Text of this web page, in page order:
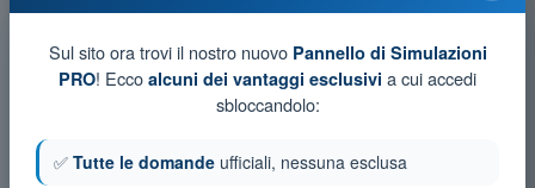
Sul sito ora trovi il nostro nuovo Pannello di Simulazioni
PRO! Ecco alcuni dei vantaggi esclusivi a cui accedi
sbloccandolo:
✅ Tutte le domande ufficiali, nessuna esclusa